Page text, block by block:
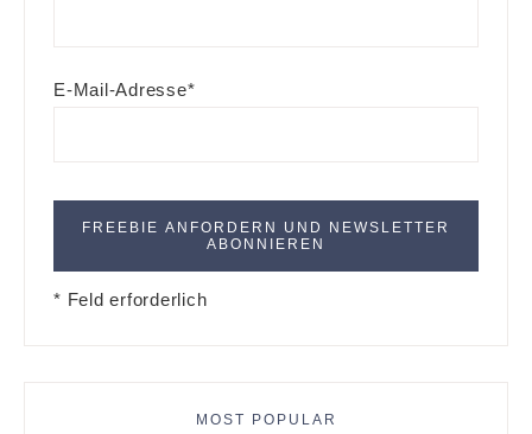
E-Mail-Adresse*
* Feld erforderlich
MOST POPULAR